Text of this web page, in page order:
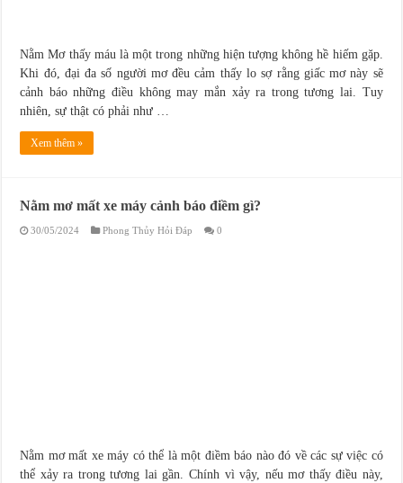
Nằm Mơ thấy máu là một trong những hiện tượng không hề hiếm gặp.
Khi đó, đại đa số người mơ đều cảm thấy lo sợ rằng giấc mơ này sẽ
cảnh báo những điều không may mắn xảy ra trong tương lai. Tuy
nhiên, sự thật có phải như …
Xem thêm »
Nằm mơ mất xe máy cảnh báo điềm gì?
30/05/2024 Phong Thủy Hỏi Đáp 0
Nằm mơ mất xe máy có thể là một điềm báo nào đó về các sự việc có
thể xảy ra trong tương lai gần. Chính vì vậy, nếu mơ thấy điều này,